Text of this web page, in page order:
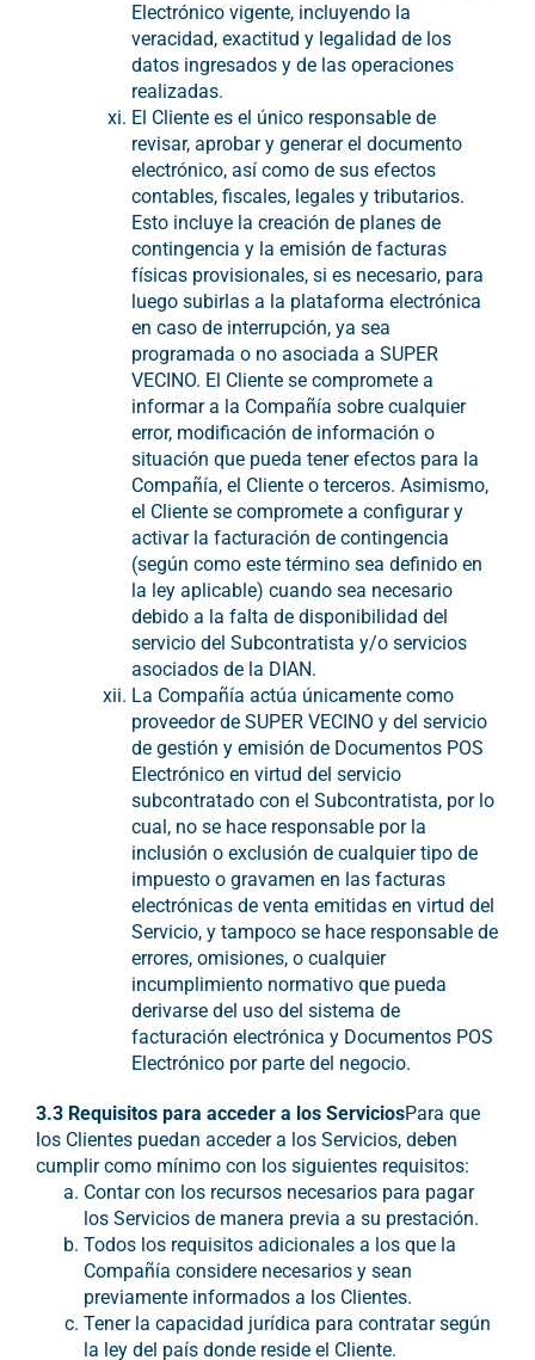
Electrónico vigente, incluyendo la
veracidad, exactitud y legalidad de los
datos ingresados y de las operaciones
realizadas.
El Cliente es el único responsable de
revisar, aprobar y generar el documento
electrónico, así como de sus efectos
contables, fiscales, legales y tributarios.
Esto incluye la creación de planes de
contingencia y la emisión de facturas
físicas provisionales, si es necesario, para
luego subirlas a la plataforma electrónica
en caso de interrupción, ya sea
programada o no asociada a SUPER
VECINO. El Cliente se compromete a
informar a la Compañía sobre cualquier
error, modificación de información o
situación que pueda tener efectos para la
Compañía, el Cliente o terceros. Asimismo,
el Cliente se compromete a configurar y
activar la facturación de contingencia
(según como este término sea definido en
la ley aplicable) cuando sea necesario
debido a la falta de disponibilidad del
servicio del Subcontratista y/o servicios
asociados de la DIAN.
La Compañía actúa únicamente como
proveedor de SUPER VECINO y del servicio
de gestión y emisión de Documentos POS
Electrónico en virtud del servicio
subcontratado con el Subcontratista, por lo
cual, no se hace responsable por la
inclusión o exclusión de cualquier tipo de
impuesto o gravamen en las facturas
electrónicas de venta emitidas en virtud del
Servicio, y tampoco se hace responsable de
errores, omisiones, o cualquier
incumplimiento normativo que pueda
derivarse del uso del sistema de
facturación electrónica y Documentos POS
Electrónico por parte del negocio.
3.3 Requisitos para acceder a los ServiciosPara que
los Clientes puedan acceder a los Servicios, deben
cumplir como mínimo con los siguientes requisitos:
Contar con los recursos necesarios para pagar
los Servicios de manera previa a su prestación.
Todos los requisitos adicionales a los que la
Compañía considere necesarios y sean
previamente informados a los Clientes.
Tener la capacidad jurídica para contratar según
la ley del país donde reside el Cliente.